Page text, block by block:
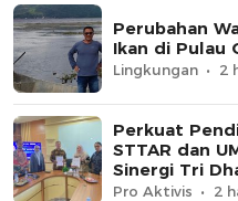
Perubahan
Ikan di Pulau
Lingkungan 2
Perkuat
STTAR dan
Sinergi Tri
Pro Aktivis 2